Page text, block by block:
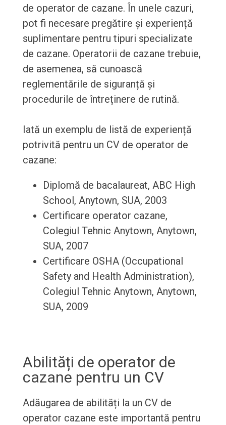
de operator de cazane. În unele cazuri,
pot fi necesare pregătire și experiență
suplimentare pentru tipuri specializate
de cazane. Operatorii de cazane trebuie,
de asemenea, să cunoască
reglementările de siguranță și
procedurile de întreținere de rutină.
Iată un exemplu de listă de experiență
potrivită pentru un CV de operator de
cazane:
Diplomă de bacalaureat, ABC High
School, Anytown, SUA, 2003
Certificare operator cazane,
Colegiul Tehnic Anytown, Anytown,
SUA, 2007
Certificare OSHA (Occupational
Safety and Health Administration),
Colegiul Tehnic Anytown, Anytown,
SUA, 2009
Abilități de operator de
cazane pentru un CV
Adăugarea de abilități la un CV de
operator cazane este importantă pentru